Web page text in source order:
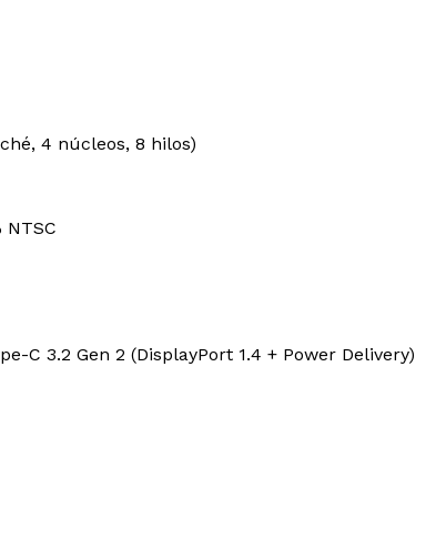
Sí
4 núcleos, 8 hilos)
NTSC
C 3.2 Gen 2 (DisplayPort 1.4 + Power Delivery)